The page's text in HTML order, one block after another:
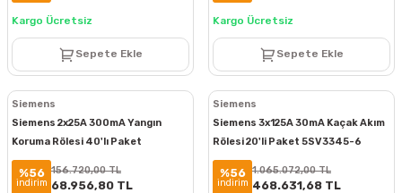
Kargo Ücretsiz
Sepete Ekle
Kargo Ücretsiz
Sepete Ekle
Siemens
Siemens 2x25A 300mA Yangın
Koruma Rölesi 40'lı Paket
5SV5612-6
%56
indirim
156.720,00 TL
68.956,80 TL
Siemens
Siemens 3x125A 30mA Kaçak Akım
Rölesi 20'li Paket 5SV3345-6
%56
indirim
1.065.072,00 TL
468.631,68 TL